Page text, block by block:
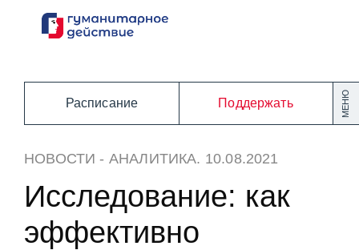
Перейти
МЕНЮ
Расписание Поддержать
НОВОСТИ - АНАЛИТИКА. 10.08.2021
Исследование: как
эффективно